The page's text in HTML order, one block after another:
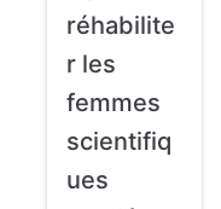
réhabilite
r les
femmes
scientifiq
ues